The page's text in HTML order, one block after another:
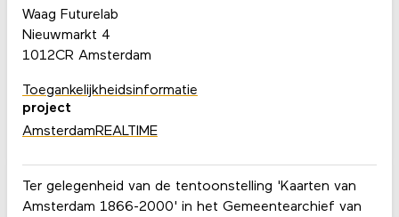
Ter gelegenheid van de tentoonstelling 'Kaarten van
Amsterdam 1866-2000' in het Gemeentearchief van
Waag Futurelab
Nieuwmarkt 4
1012CR Amsterdam
Toegankelijkheidsinformatie
project
AmsterdamREALTIME